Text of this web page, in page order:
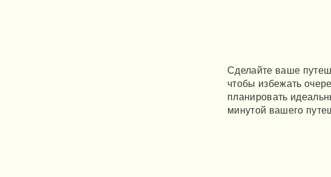
Сделайте ваше
чтобы избежать
планировать
минутой вашего